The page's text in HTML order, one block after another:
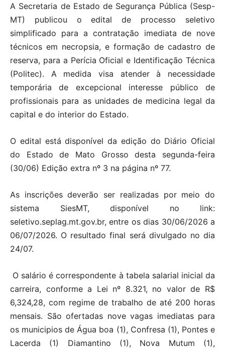
A Secretaria de Estado de Segurança Pública (Sesp-
MT) publicou o edital de processo seletivo
simplificado para a contratação imediata de nove
técnicos em necropsia, e formação de cadastro de
reserva, para a Perícia Oficial e Identificação Técnica
(Politec). A medida visa atender à necessidade
temporária de excepcional interesse público de
profissionais para as unidades de medicina legal da
capital e do interior do Estado.
O edital está disponível da edição do Diário Oficial
do Estado de Mato Grosso desta segunda-feira
(30/06) Edição extra nº 3 na página nº 77.
As inscrições deverão ser realizadas por meio do
sistema SiesMT, disponível no link:
seletivo.seplag.mt.gov.br, entre os dias 30/06/2026 a
06/07/2026. O resultado final será divulgado no dia
24/07.
O salário é correspondente à tabela salarial inicial da
carreira, conforme a Lei nº 8.321, no valor de R$
6,324,28, com regime de trabalho de até 200 horas
mensais. São ofertadas nove vagas imediatas para
os municipios de Água boa (1), Confresa (1), Pontes e
Lacerda (1) Diamantino (1), Nova Mutum (1),